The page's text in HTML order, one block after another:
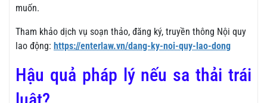
muốn.
Tham khảo dịch vụ soạn thảo, đăng ký, truyền thông Nội quy
lao động: https://enterlaw.vn/dang-ky-noi-quy-lao-dong
Hậu quả pháp lý nếu sa thải trái